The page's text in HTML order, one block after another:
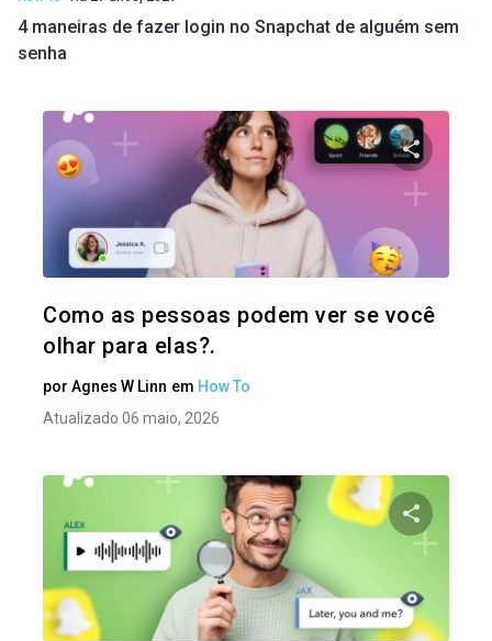
4 maneiras de fazer login no Snapchat de alguém sem
senha
Como as pessoas podem ver se você
olhar para elas?.
por Agnes W Linn em How To
Atualizado 06 maio, 2026